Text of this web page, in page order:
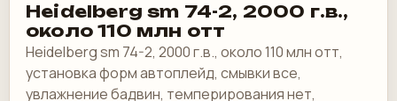
Heidelberg sm 74-2, 2000 г.в.,
около 110 млн отт
Heidelberg sm 74-2, 2000 г.в., около 110 млн отт,
установка форм автоплейд, смывки все,
увлажнение бадвин, темперирования нет,